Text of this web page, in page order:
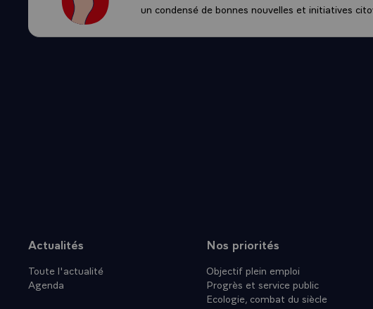
un condensé de bonnes nouvelles et initiatives
Plan du site
Actualités
Toute l'actualité
Agenda
Nos priorités
Objectif plein emploi
Progrès et service public
Ecologie, combat du siècle